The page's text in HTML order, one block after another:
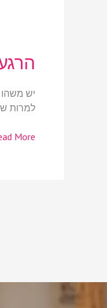
יש
למרות
הרגע
הזה
הפכתי
לפרק
More »